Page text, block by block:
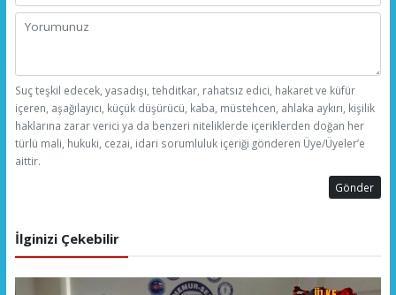
Suç teşkil edecek, yasadışı, tehditkar, rahatsız edici, hakaret ve küfür
içeren, aşağılayıcı, küçük düşürücü, kaba, müstehcen, ahlaka aykırı, kişilik
haklarına zarar verici ya da benzeri niteliklerde içeriklerden doğan her
türlü mali, hukuki, cezai, idari sorumluluk içeriği gönderen Üye/Üyeler’e
aittir.
Gönder
İlginizi Çekebilir